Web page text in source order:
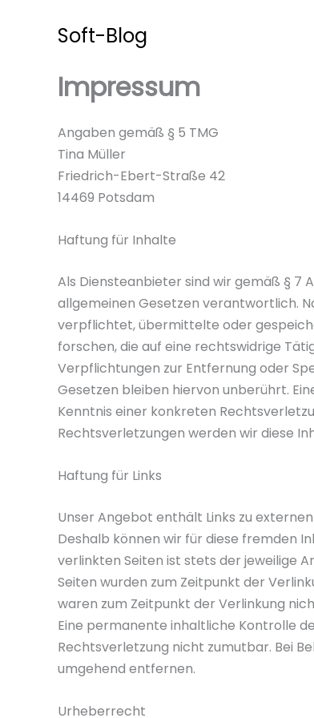
Soft-Blog
Impressum
Angaben gemäß § 5 TMG
Tina Müller
Friedrich-Ebert-Straße 42
14469 Potsdam
Haftung für Inhalte
Als Diensteanbieter sind wir gemäß § 7
allgemeinen Gesetzen verantwortlich.
verpflichtet, übermittelte oder
forschen, die auf eine rechtswidrige
Verpflichtungen zur Entfernung oder
Gesetzen bleiben hiervon unberührt.
Kenntnis einer konkreten
Rechtsverletzungen werden wir diese
Haftung für Links
Unser Angebot enthält Links zu
Deshalb können wir für diese fremden
verlinkten Seiten ist stets der jeweilige
Seiten wurden zum Zeitpunkt der
waren zum Zeitpunkt der Verlinkung
Eine permanente inhaltliche Kontrolle
Rechtsverletzung nicht zumutbar. Bei
umgehend entfernen.
Urheberrecht